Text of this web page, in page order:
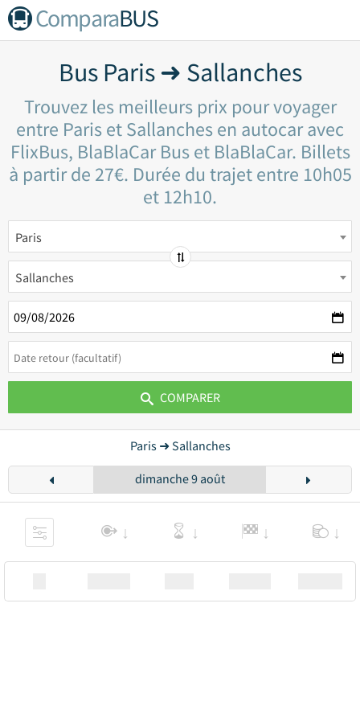
ComparaBUS
Bus Paris ➜ Sallanches
Trouvez les meilleurs prix pour voyager
entre Paris et Sallanches en autocar avec
FlixBus, BlaBlaCar Bus et BlaBlaCar. Billets
à partir de 27€. Durée du trajet entre 10h05
et 12h10.
Paris
Sallanches
COMPARER
Paris ➜ Sallanches
dimanche 9 août